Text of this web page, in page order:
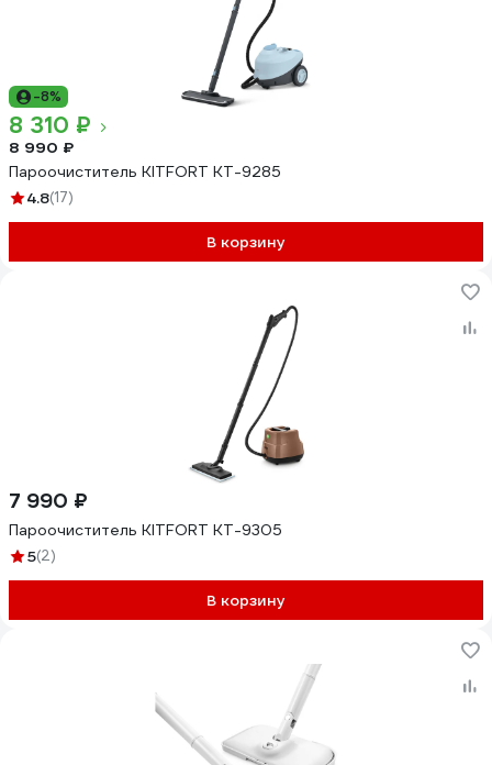
-8%
8 310 ₽
8 990 ₽
Пароочиститель KITFORT КТ-9285
4.8(17)
В корзину
7 990 ₽
Пароочиститель KITFORT КТ-9305
5(2)
В корзину